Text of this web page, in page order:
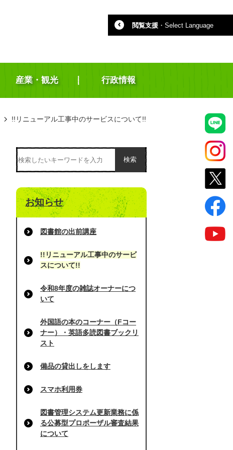
閲覧支援 ・ Select Language
産業・観光 行政情報
!!リニューアル工事中のサービスについて!!
検索
お知らせ
図書館の出前講座
!!リニューアル工事中のサービ
スについて!!
令和8年度の雑誌オーナーにつ
いて
外国語の本のコーナー（Fコー
ナー）・英語多読図書ブックリ
スト
備品の貸出しをします
スマホ利用券
図書管理システム更新業務に係
る公募型プロポーザル審査結果
について